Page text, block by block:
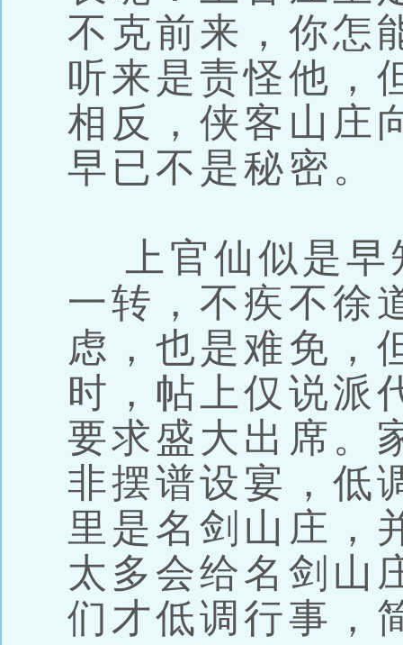
不克前来，你怎
听来是责怪他，
相反，侠客山庄
早已不是秘密。
上官仙似是早
一转，不疾不徐
虑，也是难免，
时，帖上仅说派
要求盛大出席。
非摆谱设宴，低
里是名剑山庄，
太多会给名剑山
们才低调行事，